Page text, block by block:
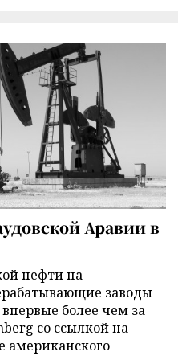
Аравии в
нефти на
заводы
более чем за
со ссылкой на
американского